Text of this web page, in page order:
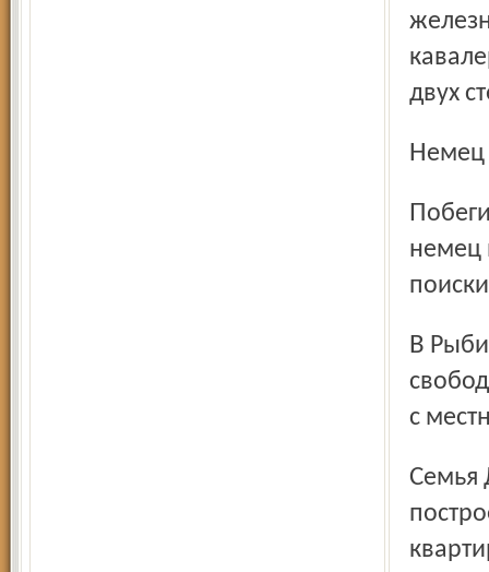
двух
Побеги из лагеря хоть и редко, но были. Однако ни один
немец
В Рыбинске молодые немцы, одевшись в лучшую одежду,
с
Семья Дорофеевых жила в «подкове» – доме,